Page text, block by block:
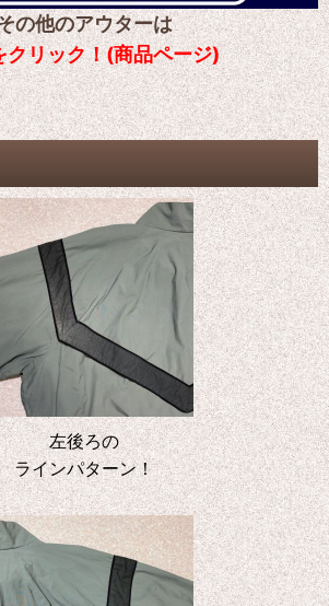
の他のアウターは
クリック！(商品ページ)
左後ろの
ラインパターン！